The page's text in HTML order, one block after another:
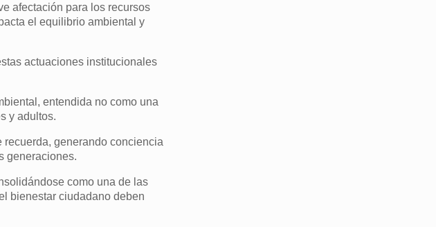
afectación para los recursos
el equilibrio ambiental y
actuaciones institucionales
entendida no como una
y adultos.
recuerda, generando conciencia
generaciones.
como una de las
bienestar ciudadano deben